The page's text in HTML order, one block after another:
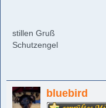
stillen Gruß
Schutzengel
bluebird